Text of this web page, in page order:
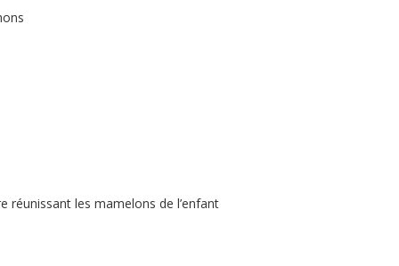
réunissant les mamelons de l’enfant